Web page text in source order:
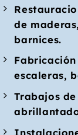
de
barnices.
escaleras,
Trabajos